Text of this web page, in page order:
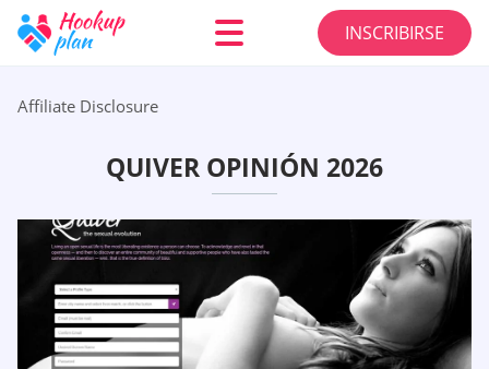
INSCRIBIRSE
Affiliate Disclosure
QUIVER OPINIÓN 2026